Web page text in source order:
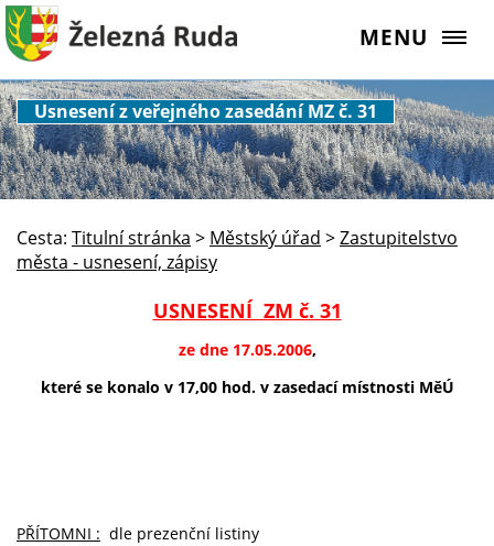
MENU
Usnesení z veřejného zasedání MZ č. 31
Cesta: Titulní stránka > Městský úřad >Zastupitelstvo
města - usnesení, zápisy
USNESENÍ ZM č. 31
ze dne 17.05.2006,
které se konalo v 17,00 hod. v zasedací místnosti MěÚ
PŘÍTOMNI : dle prezenční listiny